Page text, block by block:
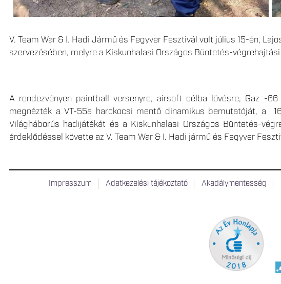
V. Team War & I. Hadi Jármű és Fegyver Fesztivál volt július 15-én,
szervezésében, melyre a Kiskunhalasi Országos Büntetés-
A rendezvényen paintball versenyre, airsoft célba lövésre, Gaz -
megnézték a VT-55a harckocsi mentő dinamikus bemutatóját, a
Világháborús hadijátékát és a Kiskunhalasi Országos Büntetés-
érdeklődéssel követte az V. Team War & I. Hadi jármű és Fegyver
Impresszum Adatkezelési tájékoztató Akadálymentesség